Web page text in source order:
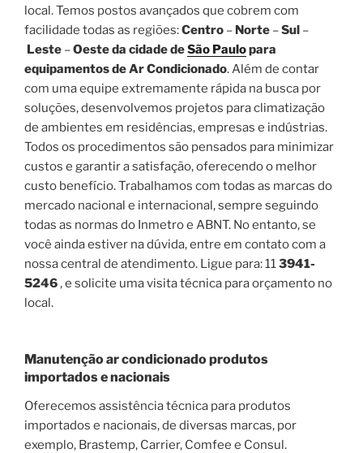
local. Temos postos avançados que cobrem com
facilidade todas as regiões:Centro – Norte –Sul –
Leste –Oeste da cidade deSão Paulopara
equipamentos de Ar Condicionado. Além de contar
com uma equipe extremamente rápida na busca por
soluções, desenvolvemos projetos para climatização
de ambientes em residências, empresas e indústrias.
Todos os procedimentos são pensados para minimizar
custos e garantir a satisfação, oferecendo o melhor
custo benefício. Trabalhamos com todas as marcas do
mercado nacional e internacional, sempre seguindo
todas as normas do Inmetro e ABNT. No entanto, se
você ainda estiver na dúvida, entre em contato com a
nossa central de atendimento. Ligue para: 113941-
5246, e solicite uma visita técnica para orçamento no
local.
Manutenção ar condicionado produtos
importados e nacionais
Oferecemos assistência técnica para produtos
importados e nacionais, de diversas marcas, por
exemplo, Brastemp, Carrier, Comfee e Consul.